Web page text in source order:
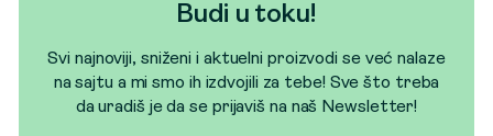
Budi u toku!
Svi najnoviji, sniženi i aktuelni proizvodi se već nalaze
na sajtu a mi smo ih izdvojili za tebe! Sve što treba
da uradiš je da se prijaviš na naš Newsletter!